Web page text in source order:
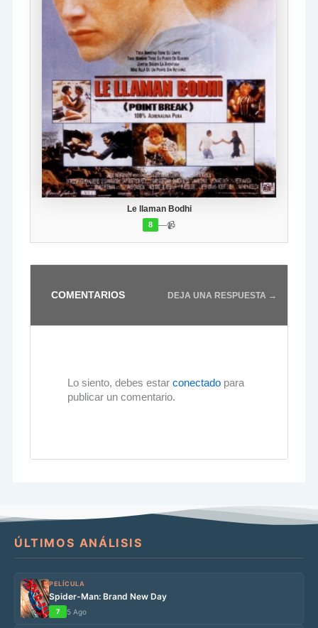
Le llaman Bodhi
8 —📹
COMENTARIOS DEJA UNA RESPUESTA →
Lo siento, debes estar conectadopara
publicar un comentario.
ÚLTIMOS ANÁLISIS
PELÍCULA
Spider-Man: Brand New Day
7 5 Ago